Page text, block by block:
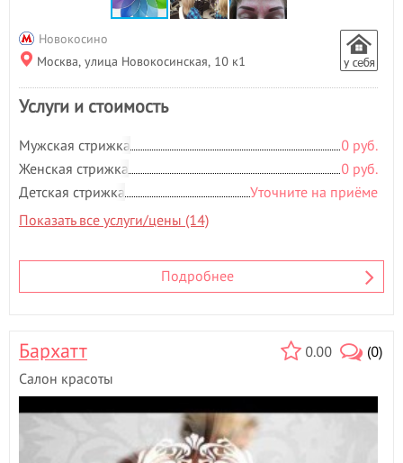
Новокосино
Москва, улица Новокосинская, 10 к1
Услуги и стоимость
Мужская стрижка
0 руб.
Женская стрижка
0 руб.
Детская стрижка
Уточните на приёме
Показать все услуги/цены (14)
Подробнее
0.00 (0)
Бархатт
Салон красоты